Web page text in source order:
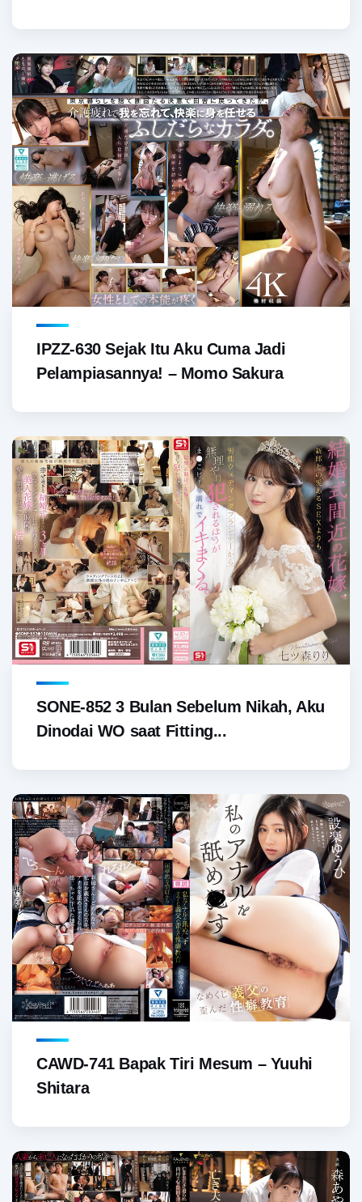
IPZZ-630 Sejak Itu Aku Cuma Jadi
Pelampiasannya! – Momo Sakura
SONE-852 3 Bulan Sebelum Nikah, Aku
Dinodai WO saat Fitting...
CAWD-741 Bapak Tiri Mesum – Yuuhi
Shitara